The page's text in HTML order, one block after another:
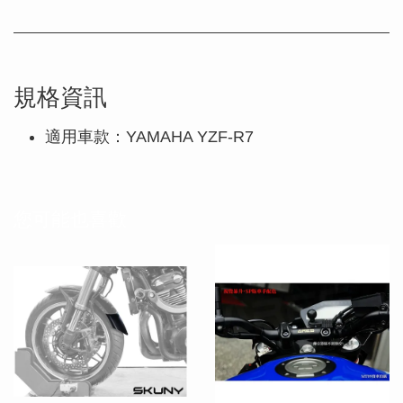
規格資訊
適用車款：YAMAHA YZF-R7